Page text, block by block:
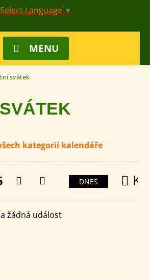
Select Language ▼
MENU
svátek
kategorií kalendáře
PředchozíNásledující
DNES
žádná událost